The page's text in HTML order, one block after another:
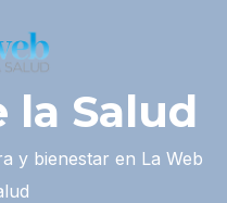
la Salud
y bienestar en La Web